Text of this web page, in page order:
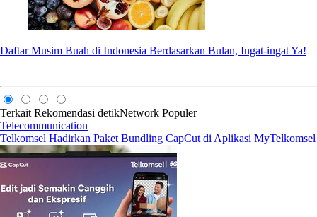
Daftar Musim Buah di Indonesia Berdasarkan Bulan, Ingat-ingat Ya!
Terkait Rekomendasi detikNetwork Populer
Telecommunication
Telkomsel Hadirkan Paket Bundling CapCut di Aplikasi MyTelkomsel